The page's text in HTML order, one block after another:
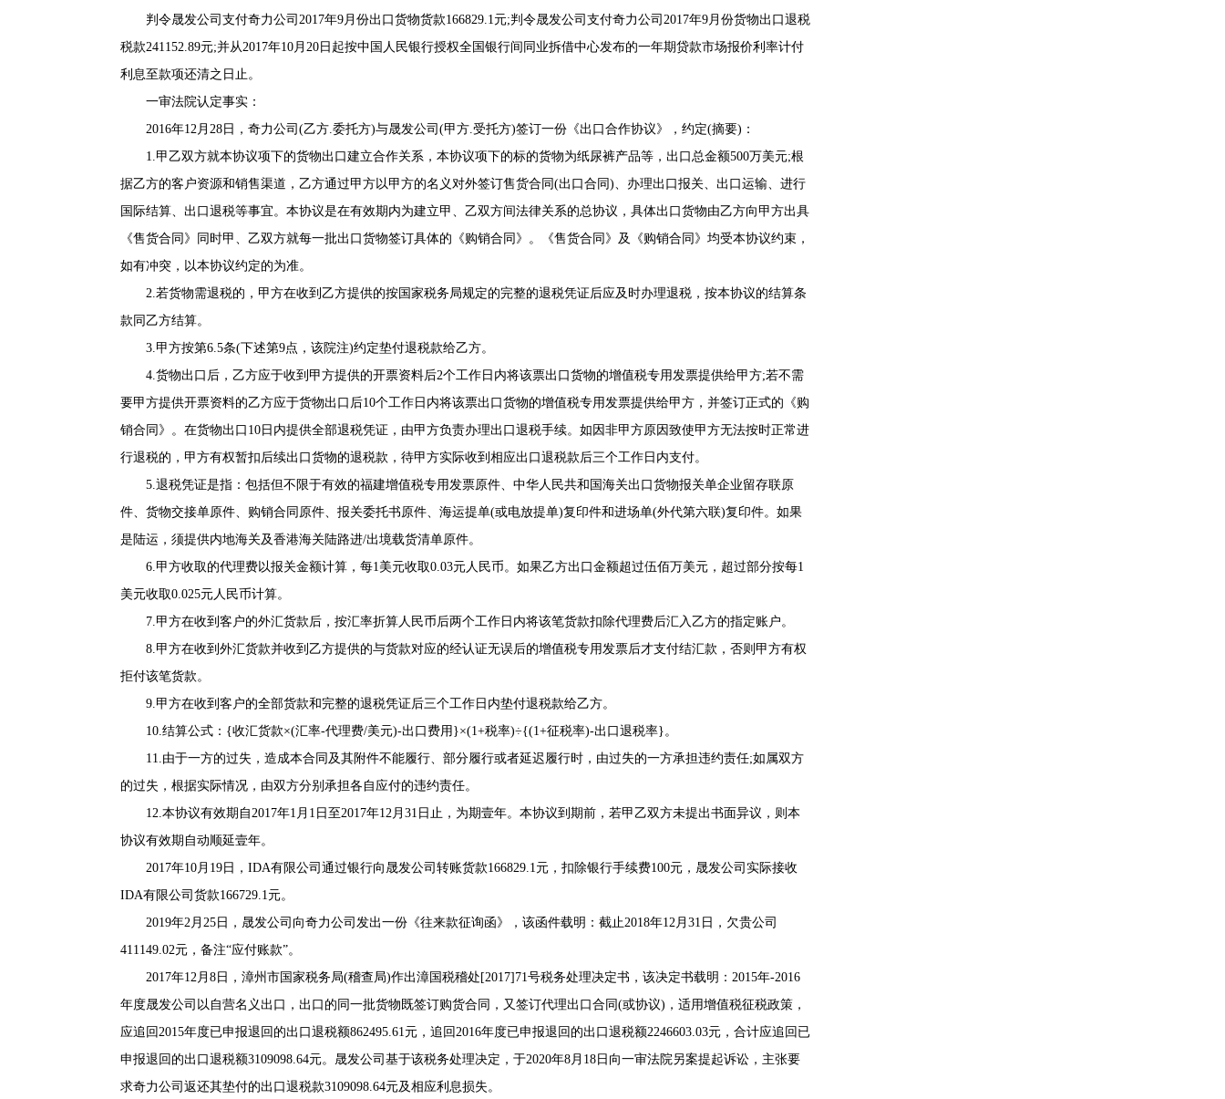
判令晟发公司支付奇力公司2017年9月份出口货物货款166829.1元;判令晟发公司支付奇力公司2017年9月份货物出口退税
税款241152.89元;并从2017年10月20日起按中国人民银行授权全国银行间同业拆借中心发布的一年期贷款市场报价利率计付
利息至款项还清之日止。
一审法院认定事实：
2016年12月28日，奇力公司(乙方.委托方)与晟发公司(甲方.受托方)签订一份《出口合作协议》，约定(摘要)：
1.甲乙双方就本协议项下的货物出口建立合作关系，本协议项下的标的货物为纸尿裤产品等，出口总金额500万美元;根
据乙方的客户资源和销售渠道，乙方通过甲方以甲方的名义对外签订售货合同(出口合同)、办理出口报关、出口运输、进行
国际结算、出口退税等事宜。本协议是在有效期内为建立甲、乙双方间法律关系的总协议，具体出口货物由乙方向甲方出具
《售货合同》同时甲、乙双方就每一批出口货物签订具体的《购销合同》。《售货合同》及《购销合同》均受本协议约束，
如有冲突，以本协议约定的为准。
2.若货物需退税的，甲方在收到乙方提供的按国家税务局规定的完整的退税凭证后应及时办理退税，按本协议的结算条
款同乙方结算。
3.甲方按第6.5条(下述第9点，该院注)约定垫付退税款给乙方。
4.货物出口后，乙方应于收到甲方提供的开票资料后2个工作日内将该票出口货物的增值税专用发票提供给甲方;若不需
要甲方提供开票资料的乙方应于货物出口后10个工作日内将该票出口货物的增值税专用发票提供给甲方，并签订正式的《购
销合同》。在货物出口10日内提供全部退税凭证，由甲方负责办理出口退税手续。如因非甲方原因致使甲方无法按时正常进
行退税的，甲方有权暂扣后续出口货物的退税款，待甲方实际收到相应出口退税款后三个工作日内支付。
5.退税凭证是指：包括但不限于有效的福建增值税专用发票原件、中华人民共和国海关出口货物报关单企业留存联原
件、货物交接单原件、购销合同原件、报关委托书原件、海运提单(或电放提单)复印件和进场单(外代第六联)复印件。如果
是陆运，须提供内地海关及香港海关陆路进/出境载货清单原件。
6.甲方收取的代理费以报关金额计算，每1美元收取0.03元人民币。如果乙方出口金额超过伍佰万美元，超过部分按每1
美元收取0.025元人民币计算。
7.甲方在收到客户的外汇货款后，按汇率折算人民币后两个工作日内将该笔货款扣除代理费后汇入乙方的指定账户。
8.甲方在收到外汇货款并收到乙方提供的与货款对应的经认证无误后的增值税专用发票后才支付结汇款，否则甲方有权
拒付该笔货款。
9.甲方在收到客户的全部货款和完整的退税凭证后三个工作日内垫付退税款给乙方。
10.结算公式：{收汇货款×(汇率-代理费/美元)-出口费用}×(1+税率)÷{(1+征税率)-出口退税率}。
11.由于一方的过失，造成本合同及其附件不能履行、部分履行或者延迟履行时，由过失的一方承担违约责任;如属双方
的过失，根据实际情况，由双方分别承担各自应付的违约责任。
12.本协议有效期自2017年1月1日至2017年12月31日止，为期壹年。本协议到期前，若甲乙双方未提出书面异议，则本
协议有效期自动顺延壹年。
2017年10月19日，IDA有限公司通过银行向晟发公司转账货款166829.1元，扣除银行手续费100元，晟发公司实际接收
IDA有限公司货款166729.1元。
2019年2月25日，晟发公司向奇力公司发出一份《往来款征询函》，该函件载明：截止2018年12月31日，欠贵公司
411149.02元，备注“应付账款”。
2017年12月8日，漳州市国家税务局(稽查局)作出漳国税稽处[2017]71号税务处理决定书，该决定书载明：2015年-2016
年度晟发公司以自营名义出口，出口的同一批货物既签订购货合同，又签订代理出口合同(或协议)，适用增值税征税政策，
应追回2015年度已申报退回的出口退税额862495.61元，追回2016年度已申报退回的出口退税额2246603.03元，合计应追回已
申报退回的出口退税额3109098.64元。晟发公司基于该税务处理决定，于2020年8月18日向一审法院另案提起诉讼，主张要
求奇力公司返还其垫付的出口退税款3109098.64元及相应利息损失。